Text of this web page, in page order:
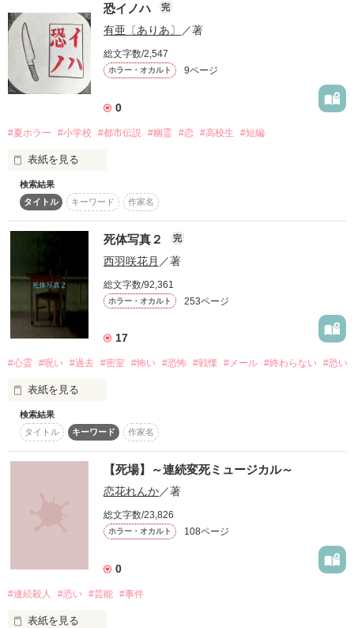
作品を読む
短編集です。
作品を読む
恐イノハ 完
有亜〔ありあ〕 ／著
総文字数/2,547
ホラー・オカルト 9ページ
0
#夏ホラー #小学校 #都市伝説 #幽霊 #恋 #高校生 #短編
表紙を見る
二十五年前に廃校になったじょんだ小学校にある都市伝説。
午前零時。
八十年前に縁結び神社があったじょんだ小学校の体育館倉庫
で、白紙に自分の好きな人の名前を自らの血で書き、それを月
光のあたる場所に置き、その前で七回、自分の好きな人の名前
を心の中で念じると両想いになれる。
午後二十三時四十三分。
私は今、そのじょんだ小学校に来ています。
作品を読む
検索結果
タイトル
キーワード 作家名
死体写真２ 完
西羽咲花月 ／著
総文字数/92,361
ホラー・オカルト 253ページ
17
#心霊 #呪い #過去 #密室 #怖い #恐怖 #戦慄 #メール #終わらない #恐い
表紙を見る
「死体写真２」
１年前に送られてきた呪いのメール。
それには死体になった自分の写真が添付されていて、２４時間
以内に同じ形で死んでしまうというものだった。
どうにか呪いの根源に行き着いたものの、それを解くことはで
きなくて……。
そして再びあの恐怖が襲いかかる！！
検索結果
タイトル
キーワード 作家名
【死場】～連続変死ミュージカル～
恋花れんか／著
総文字数/23,826
ホラー・オカルト 108ページ
0
#連続殺人 #恐い #芸能 #事件
表紙を見る